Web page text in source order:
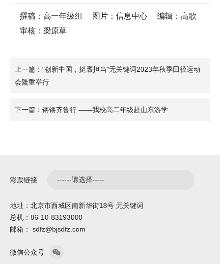
撰稿：高一年级组 图片：信息中心
编辑：高歌
审核：梁原草
上一篇："创新中国，挺膺担当"无关键词2023年秋季田径运动
会隆重举行
下一篇：锵锵齐鲁行 ——我校高二年级赴山东游学
彩票链接
地址：北京市西城区南新华街18号 无关键词
总机：86-10-83193000
邮箱： sdfz@bjsdfz.com
微信公众号